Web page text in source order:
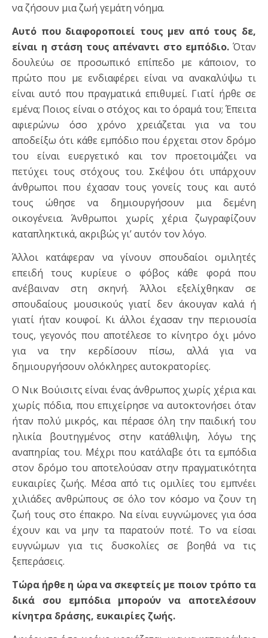
να ζήσουν μια ζωή γεμάτη νόημα.
Αυτό που διαφοροποιεί τους μεν από τους δε,
είναι η στάση τους απέναντι στο εμπόδιο. Όταν
δουλεύω σε προσωπικό επίπεδο με κάποιον, το
πρώτο που με ενδιαφέρει είναι να ανακαλύψω τι
είναι αυτό που πραγματικά επιθυμεί. Γιατί ήρθε σε
εμένα; Ποιος είναι ο στόχος και το όραμά του; Έπειτα
αφιερώνω όσο χρόνο χρειάζεται για να του
αποδείξω ότι κάθε εμπόδιο που έρχεται στον δρόμο
του είναι ευεργετικό και τον προετοιμάζει να
πετύχει τους στόχους του. Σκέψου ότι υπάρχουν
άνθρωποι που έχασαν τους γονείς τους και αυτό
τους ώθησε να δημιουργήσουν μια δεμένη
οικογένεια. Άνθρωποι χωρίς χέρια ζωγραφίζουν
καταπληκτικά, ακριβώς γι’ αυτόν τον λόγο.
Άλλοι κατάφεραν να γίνουν σπουδαίοι ομιλητές
επειδή τους κυρίευε ο φόβος κάθε φορά που
ανέβαιναν στη σκηνή. Άλλοι εξελίχθηκαν σε
σπουδαίους μουσικούς γιατί δεν άκουγαν καλά ή
γιατί ήταν κουφοί. Κι άλλοι έχασαν την περιουσία
τους, γεγονός που αποτέλεσε το κίνητρο όχι μόνο
για να την κερδίσουν πίσω, αλλά για να
δημιουργήσουν ολόκληρες αυτοκρατορίες.
O Νικ Βούισιτς είναι ένας άνθρωπος χωρίς χέρια και
χωρίς πόδια, που επιχείρησε να αυτοκτονήσει όταν
ήταν πολύ μικρός, και πέρασε όλη την παιδική του
ηλικία βουτηγμένος στην κατάθλιψη, λόγω της
αναπηρίας του. Μέχρι που κατάλαβε ότι τα εμπόδια
στον δρόμο του αποτελούσαν στην πραγματικότητα
ευκαιρίες ζωής. Μέσα από τις ομιλίες του εμπνέει
χιλιάδες ανθρώπους σε όλο τον κόσμο να ζουν τη
ζωή τους στο έπακρο. Να είναι ευγνώμονες για όσα
έχουν και να μην τα παρατούν ποτέ. Το να είσαι
ευγνώμων για τις δυσκολίες σε βοηθά να τις
ξεπεράσεις.
Τώρα ήρθε η ώρα να σκεφτείς με ποιον τρόπο τα
δικά σου εμπόδια μπορούν να αποτελέσουν
κίνητρα δράσης, ευκαιρίες ζωής.